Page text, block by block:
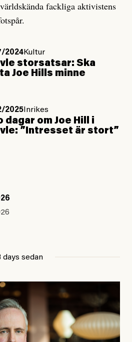
fackliga aktivistens
2024Kultur
storsatsar: Ska
Joe Hills minne
2025Inrikes
dagar om Joe Hill i
”Intresset är stort”
days sedan